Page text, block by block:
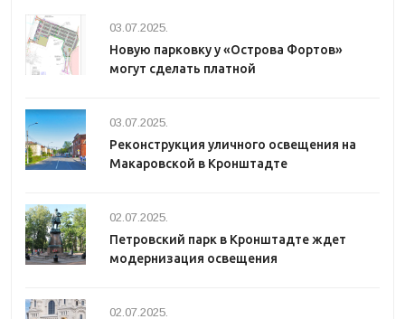
03.07.2025.
Новую парковку у «Острова Фортов»
могут сделать платной
03.07.2025.
Реконструкция уличного освещения на
Макаровской в Кронштадте
02.07.2025.
Петровский парк в Кронштадте ждет
модернизация освещения
02.07.2025.